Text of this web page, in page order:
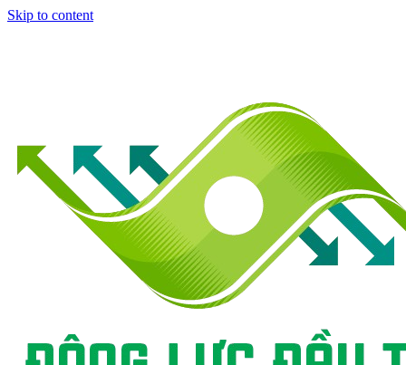
Skip to content